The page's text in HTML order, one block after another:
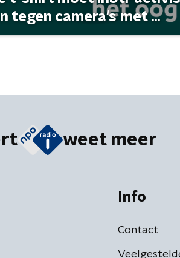
tegen camera's met ...
weet meer
Info
Contact